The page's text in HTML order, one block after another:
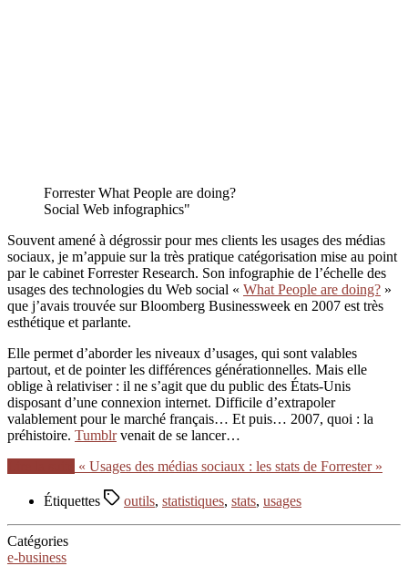
Forrester What People are doing?
Social Web infographics"
Souvent amené à dégrossir pour mes clients les usages des médias
sociaux, je m’appuie sur la très pratique catégorisation mise au point
par le cabinet Forrester Research. Son infographie de l’échelle des
usages des technologies du Web social « What People are doing? »
que j’avais trouvée sur Bloomberg Businessweek en 2007 est très
esthétique et parlante.
Elle permet d’aborder les niveaux d’usages, qui sont valables
partout, et de pointer les différences générationnelles. Mais elle
oblige à relativiser : il ne s’agit que du public des États-Unis
disposant d’une connexion internet. Difficile d’extrapoler
valablement pour le marché français… Et puis… 2007, quoi : la
préhistoire. Tumblrvenait de se lancer…
« Usages des médias sociaux : les stats de Forrester »
Étiquettes outils, statistiques, stats, usages
Catégories
e-business